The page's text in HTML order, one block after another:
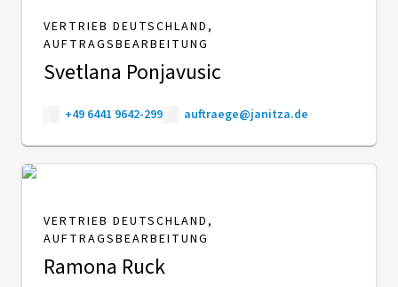
VERTRIEB DEUTSCHLAND,
AUFTRAGSBEARBEITUNG
Svetlana Ponjavusic
+49 6441 9642-299 auftraege@janitza.de
VERTRIEB DEUTSCHLAND,
AUFTRAGSBEARBEITUNG
Ramona Ruck